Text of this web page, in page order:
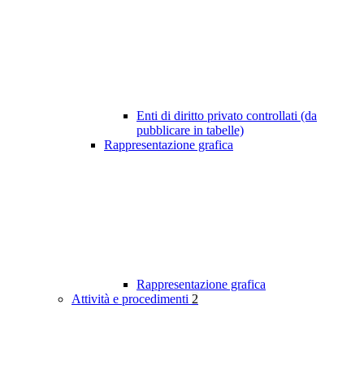
Enti di diritto privato controllati (da
pubblicare in tabelle)
Rappresentazione grafica
Rappresentazione grafica
Attività e procedimenti 2